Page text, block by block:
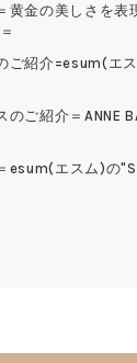
黄金の美しさを表
ご紹介=esum(エ
のご紹介＝ANNE
esum(エスム)の